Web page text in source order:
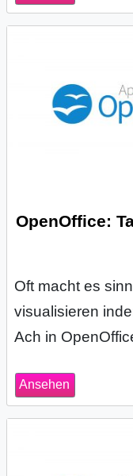
OpenOffice:
Oft macht es
visualisieren
Ach in
Ansehen